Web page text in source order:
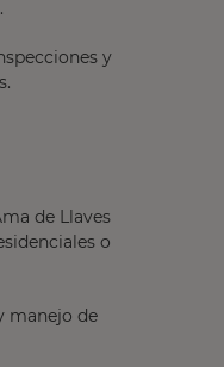
y
de Llaves
o
manejo de